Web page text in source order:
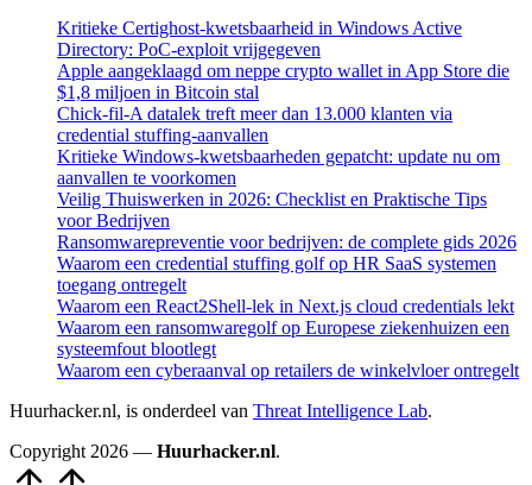
Kritieke Certighost-kwetsbaarheid in Windows Active
Directory: PoC-exploit vrijgegeven
Apple aangeklaagd om neppe crypto wallet in App Store die
$1,8 miljoen in Bitcoin stal
Chick-fil-A datalek treft meer dan 13.000 klanten via
credential stuffing-aanvallen
Kritieke Windows-kwetsbaarheden gepatcht: update nu om
aanvallen te voorkomen
Veilig Thuiswerken in 2026: Checklist en Praktische Tips
voor Bedrijven
Ransomwarepreventie voor bedrijven: de complete gids 2026
Waarom een credential stuffing golf op HR SaaS systemen
toegang ontregelt
Waarom een React2Shell-lek in Next.js cloud credentials lekt
Waarom een ransomwaregolf op Europese ziekenhuizen een
systeemfout blootlegt
Waarom een cyberaanval op retailers de winkelvloer ontregelt
Huurhacker.nl, is onderdeel van Threat Intelligence Lab.
Copyright 2026 — Huurhacker.nl.